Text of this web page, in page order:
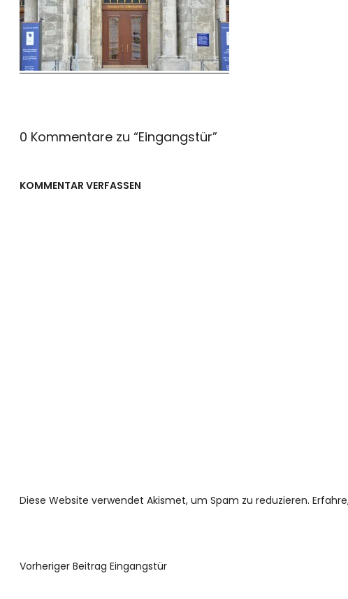
0 Kommentare zu “Eingangstür”
KOMMENTAR VERFASSEN
Diese Website verwendet Akismet, um Spam zu reduzieren.
Vorheriger Beitrag Eingangstür